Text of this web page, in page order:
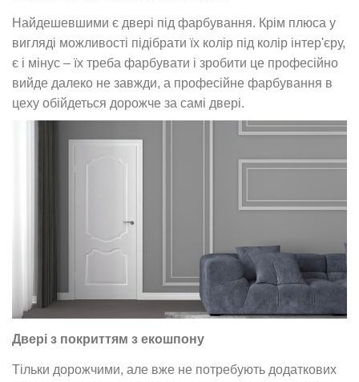
Найдешевшими є двері під фарбування. Крім плюса у
вигляді можливості підібрати їх колір під колір інтер'єру,
є і мінус – їх треба фарбувати і зробити це професійно
вийде далеко не завжди, а професійне фарбування в
цеху обійдеться дорожче за самі двері.
Двері з покриттям з екошпону
Тільки дорожчими, але вже не потребують додаткових